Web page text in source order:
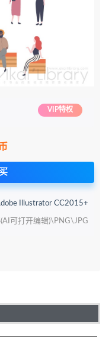
VIP特权
Illustrator CC2015+
可打开编辑)\PNG\JPG